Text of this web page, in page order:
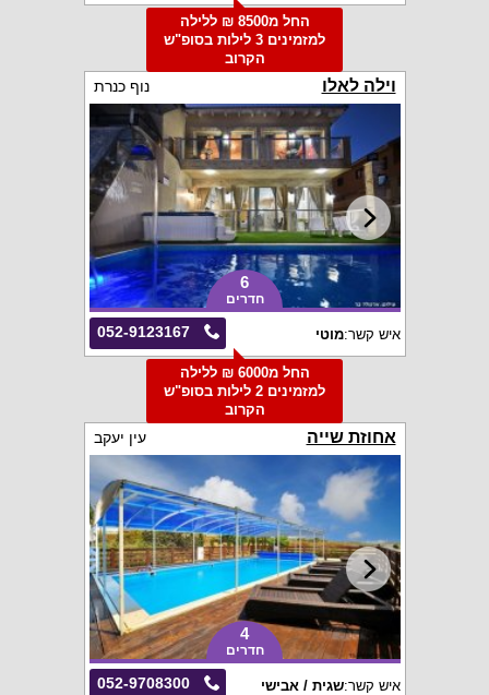
החל מ8500 ₪ ללילה
למזמינים 3 לילות בסופ"ש
הקרוב
וילה לאלו נוף כנרת
6
חדרים
052-9123167 איש קשר:מוטי
החל מ6000 ₪ ללילה
למזמינים 2 לילות בסופ"ש
הקרוב
אחוזת שייה עין יעקב
4
חדרים
052-9708300 איש קשר:שגית / אבישי